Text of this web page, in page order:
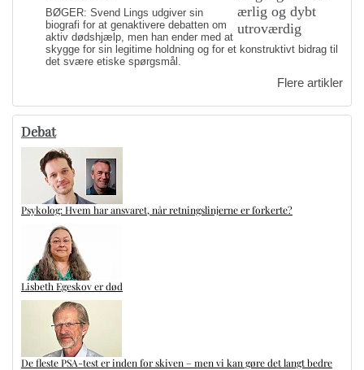
BØGER: Svend Lings udgiver sin
biografi for at genaktivere debatten om
aktiv dødshjælp, men han ender med at
skygge for sin legitime holdning og for et konstruktivt bidrag til
det svære etiske spørgsmål.
Flere artikler
Debat
Psykolog: Hvem har ansvaret, når retningslinjerne er forkerte?
Lisbeth Egeskov er død
De fleste PSA-test er inden for skiven – men vi kan gøre det langt bedre